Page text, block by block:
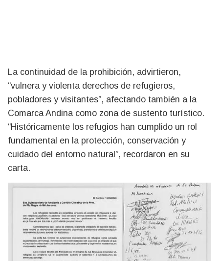
La continuidad de la prohibición, advirtieron,
“vulnera y violenta derechos de refugieros,
pobladores y visitantes”, afectando también a la
Comarca Andina como zona de sustento turístico.
“Históricamente los refugios han cumplido un rol
fundamental en la protección, conservación y
cuidado del entorno natural”, recordaron en su
carta.